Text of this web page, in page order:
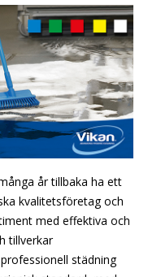
år tillbaka ha ett
kvalitetsföretag och
med effektiva och
tillverkar
städning